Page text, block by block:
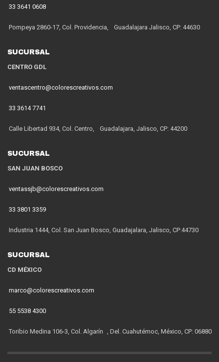
33 3641 0608
Pompeya 2860-17, Col. Providencia, Guadalajara Jalisco, CP: 44630
SUCURSAL
CENTRO GDL
ventascentro@colorescreativos.com
33 3614 7741
Calle Libertad 934, Col. Centro, Guadalajara, Jalisco, CP: 44200
SUCURSAL
SAN JUAN BOSCO
ventassjb@colorescreativos.com
33 3801 3359
Industria 1444, Col. San Juan Bosco, Guadajalara, Jalisco, CP:44730
SUCURSAL
CD MÉXICO
marco@colorescreativos.com
55 5538 4300
Toribio Medina 106-3, Col. Algarín , Del. Cuahutémoc, México, CP: 06880